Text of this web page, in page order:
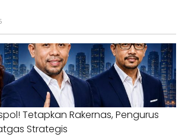
Tetapkan Rakernas, Pengurus
Strategis